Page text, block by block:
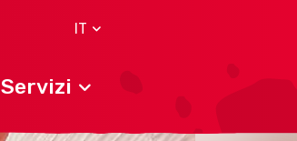
IT
Servizi